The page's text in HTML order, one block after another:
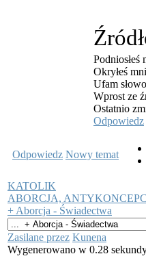
Podniosłeś
Okryłeś
Ufam
Wprost ze
Ostatnio
Odpowiedz
Odpowiedz Nowy temat
KATOLIK
ABORCJA,
+ Aborcja - Świadectwa
Zasilane przez Kunena
Wygenerowano w 0.28